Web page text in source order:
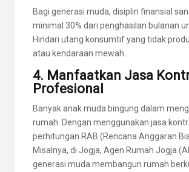
Bagi generasi muda, disiplin finansial
minimal 30% dari penghasilan bulanan
Hindari utang konsumtif yang tidak
atau kendaraan mewah.
4. Manfaatkan Jasa
Profesional
Banyak anak muda bingung dalam
rumah. Dengan menggunakan jasa
perhitungan RAB (Rencana Anggaran
Misalnya, di Jogja, Agen Rumah Jogja
generasi muda membangun rumah